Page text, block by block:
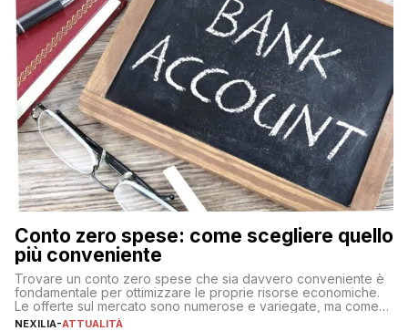
Conto zero spese: come scegliere quello
più conveniente
Trovare un conto zero spese che sia davvero conveniente è
fondamentale per ottimizzare le proprie risorse economiche.
Le offerte sul mercato sono numerose e variegate, ma come
individuare quella più adatta alle proprie esigenze senza
NEXILIA-ATTUALITÀ